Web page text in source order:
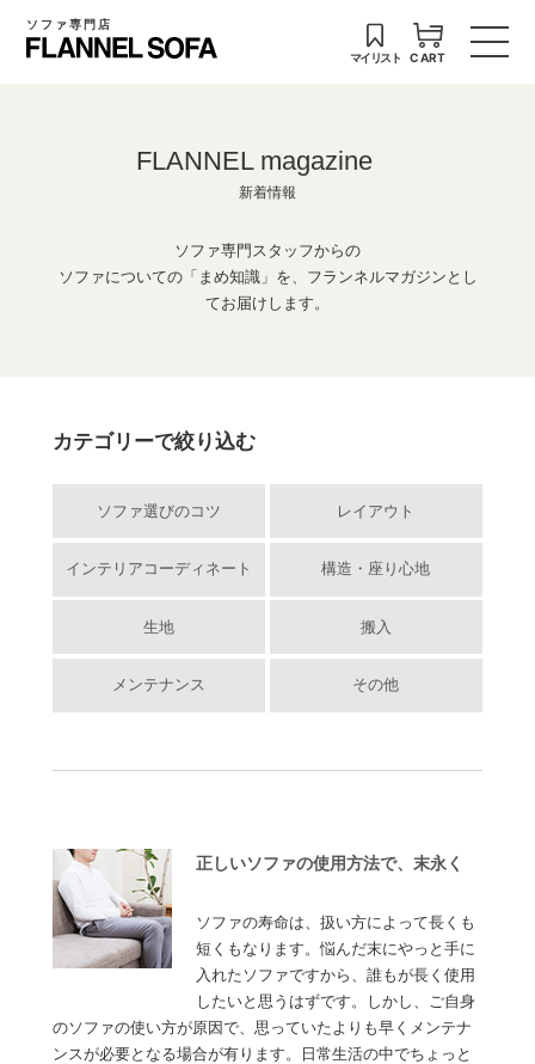
ソファ専門店
マイリスト CART
FLANNEL magazine
新着情報
ソファ専門スタッフからの
ソファについての「まめ知識」を、フランネルマガジンとし
てお届けします。
カテゴリーで絞り込む
ソファ選びのコツ レイアウト
インテリアコーディネート 構造・座り心地
生地 搬入
メンテナンス その他
正しいソファの使用方法で、末永く
ソファの寿命は、扱い方によって長くも
短くもなります。悩んだ末にやっと手に
入れたソファですから、誰もが長く使用
したいと思うはずです。しかし、ご自身
のソファの使い方が原因で、思っていたよりも早くメンテナ
ンスが必要となる場合が有ります。日常生活の中でちょっと